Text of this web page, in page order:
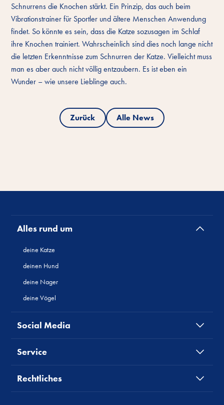
Schnurrens die Knochen stärkt. Ein Prinzip, das auch beim
Vibrationstrainer für Sportler und ältere Menschen Anwendung
findet. So könnte es sein, dass die Katze sozusagen im Schlaf
ihre Knochen trainiert. Wahrscheinlich sind dies noch lange nicht
die letzten Erkenntnisse zum Schnurren der Katze. Vielleicht muss
man es aber auch nicht völlig entzaubern. Es ist eben ein
Wunder – wie unsere Lieblinge auch.
Zurück Alle News
Alles rund um
deine Katze
deinen Hund
deine Nager
deine Vögel
Social Media
Service
Rechtliches